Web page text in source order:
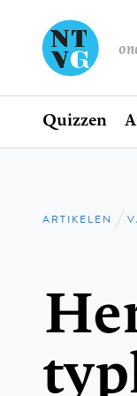
Home
Quizzen
ARTIKELEN